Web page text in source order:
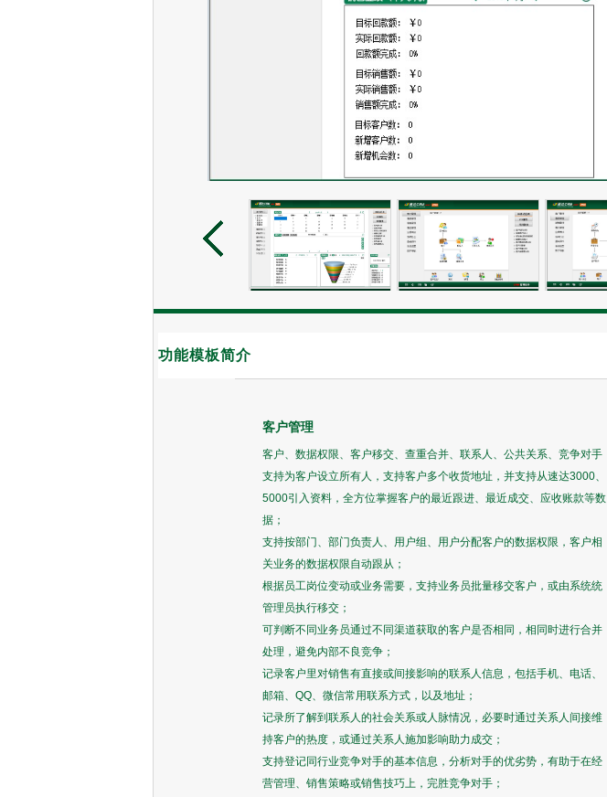
功能模板简介
客户管理
客户、数据权限、客户移交、查重合并、联系人、公共关系、竞争对手
支持为客户设立所有人，支持客户多个收货地址，并支持从速达3000、
5000引入资料，全方位掌握客户的最近跟进、最近成交、应收账款等数
据；
支持按部门、部门负责人、用户组、用户分配客户的数据权限，客户相
关业务的数据权限自动跟从；
根据员工岗位变动或业务需要，支持业务员批量移交客户，或由系统统
管理员执行移交；
可判断不同业务员通过不同渠道获取的客户是否相同，相同时进行合并
处理，避免内部不良竞争；
记录客户里对销售有直接或间接影响的联系人信息，包括手机、电话、
邮箱、QQ、微信常用联系方式，以及地址；
记录所了解到联系人的社会关系或人脉情况，必要时通过关系人间接维
持客户的热度，或通过关系人施加影响助力成交；
支持登记同行业竞争对手的基本信息，分析对手的优劣势，有助于在经
营管理、销售策略或销售技巧上，完胜竞争对手；